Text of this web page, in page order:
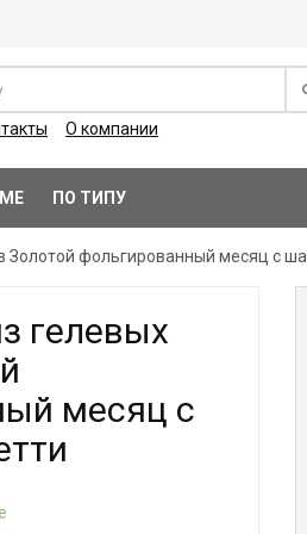
О компании
ПО ТИПУ
Золотой фольгированный месяц с
гелевых
месяц с